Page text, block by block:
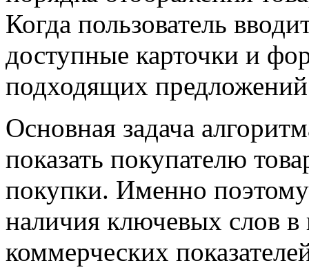
Когда пользователь
доступные карточки и
подходящих
Основная задача
показать покупателю
покупки. Именно поэтому
наличия ключевых слов в
коммерческих